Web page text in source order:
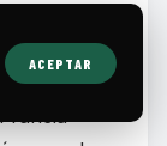
desafía
ACEPTAR